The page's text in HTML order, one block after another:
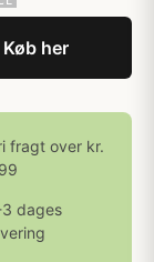
Køb her
fragt over kr.
3 dages